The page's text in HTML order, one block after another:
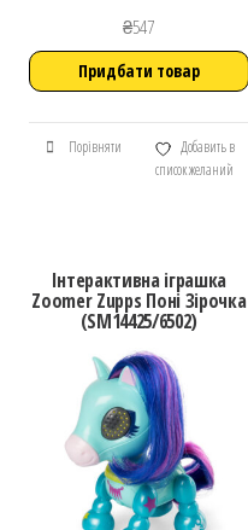
₴547
Придбати товар
Порівняти
Добавить в
список желаний
Інтерактивна іграшка
Zoomer Zupps Поні Зірочка
(SM14425/6502)